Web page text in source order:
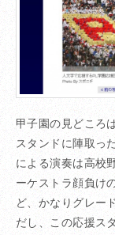
甲子園の見どころ
スタンドに陣取っ
による演奏は高校
ーケストラ顔負け
ど、かなりグレー
だし、この応援ス